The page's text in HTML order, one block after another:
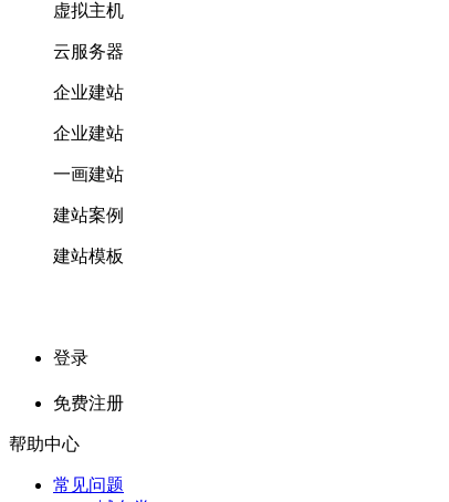
虚拟主机
云服务器
企业建站
企业建站
一画建站
建站案例
建站模板
登录
免费注册
帮助中心
常见问题